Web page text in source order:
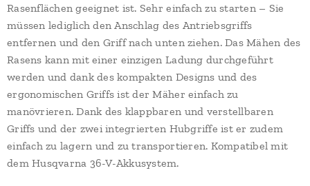
Rasenflächen geeignet ist. Sehr einfach zu starten – Sie
müssen lediglich den Anschlag des Antriebsgriffs
entfernen und den Griff nach unten ziehen. Das Mähen des
Rasens kann mit einer einzigen Ladung durchgeführt
werden und dank des kompakten Designs und des
ergonomischen Griffs ist der Mäher einfach zu
manövrieren. Dank des klappbaren und verstellbaren
Griffs und der zwei integrierten Hubgriffe ist er zudem
einfach zu lagern und zu transportieren. Kompatibel mit
dem Husqvarna 36-V-Akkusystem.